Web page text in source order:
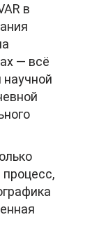
в
— всё